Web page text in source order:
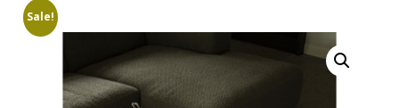
Sale!